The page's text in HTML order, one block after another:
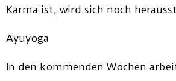
Karma ist, wird sich noch
In den kommenden Wochen